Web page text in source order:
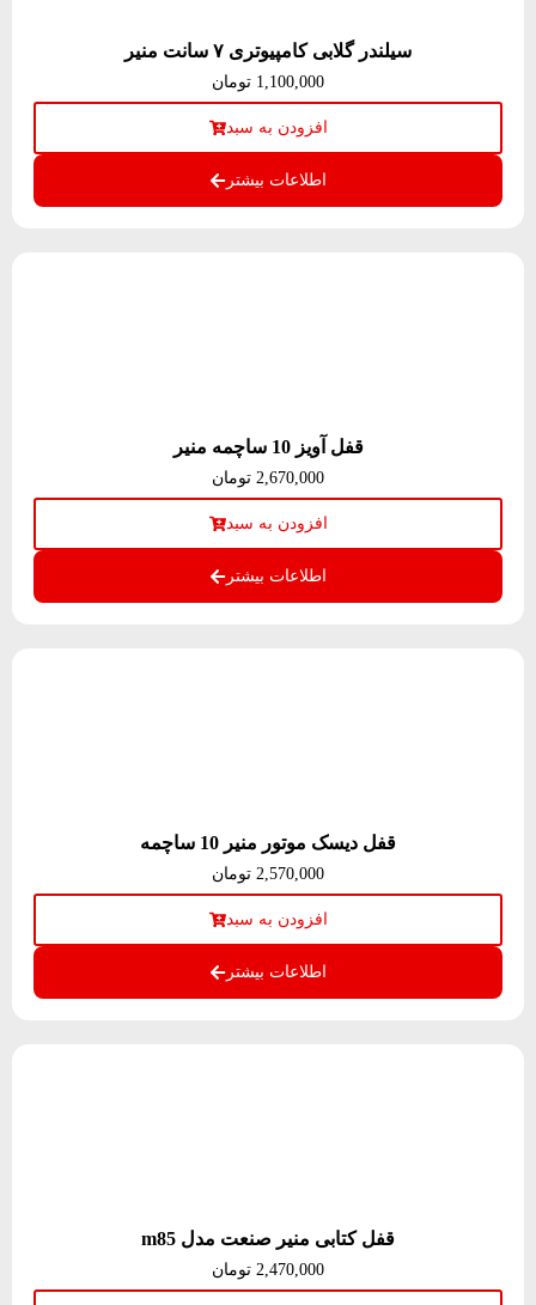
سیلندر گلابی کامپیوتری ۷ سانت منیر
1,100,000 تومان
افزودن به سبد
اطلاعات بیشتر
قفل آویز 10 ساچمه منیر
2,670,000 تومان
افزودن به سبد
اطلاعات بیشتر
قفل دیسک موتور منیر 10 ساچمه
2,570,000 تومان
افزودن به سبد
اطلاعات بیشتر
قفل کتابی منیر صنعت مدل m85
2,470,000 تومان